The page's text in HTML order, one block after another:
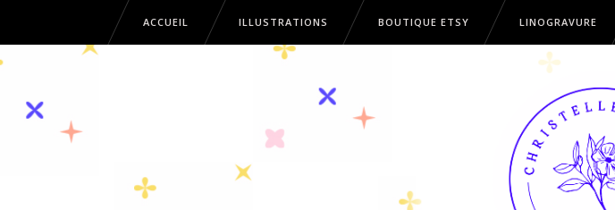
ACCUEIL ILLUSTRATIONS BOUTIQUE ETSY LINOGRAVURE